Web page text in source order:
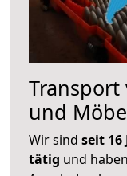
Transport
und
Wir sind seit 16
tätig und